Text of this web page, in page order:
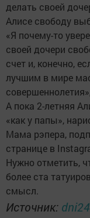
делать своей
Алисе свободу
«Я почему-то
своей дочери
счет и, конечно,
лучшим в мире
А пока 2-летняя
«как у папы»,
Мама рэпера,
странице в
Нужно отметить,
более ста
смысл.
Источник: